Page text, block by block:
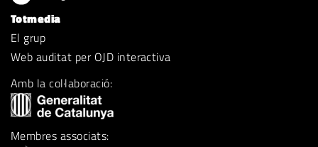
Totmedia
El grup
Web auditat per OJD interactiva
Amb la col·laboració:
Membres associats: